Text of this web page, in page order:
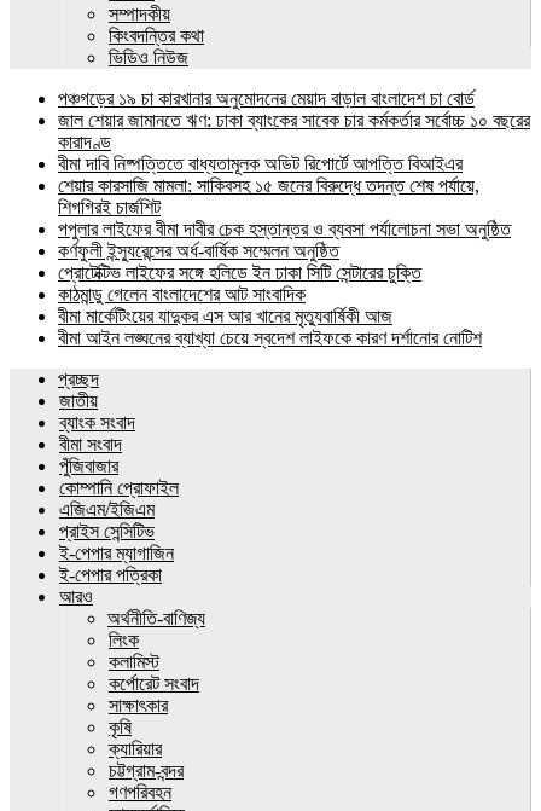
সম্পাদকীয়
কিংবদন্তির কথা
ভিডিও নিউজ
পঞ্চগড়ের ১৯ চা কারখানার অনুমোদনের মেয়াদ বাড়াল বাংলাদেশ চা বোর্ড
জাল শেয়ার জামানতে ঋণ: ঢাকা ব্যাংকের সাবেক চার কর্মকর্তার সর্বোচ্চ ১০ বছরের
কারাদণ্ড
বীমা দাবি নিষ্পত্তিতে বাধ্যতামূলক অডিট রিপোর্টে আপত্তি বিআইএর
শেয়ার কারসাজি মামলা: সাকিবসহ ১৫ জনের বিরুদ্ধে তদন্ত শেষ পর্যায়ে,
শিগগিরই চার্জশিট
পপুলার লাইফের বীমা দাবীর চেক হস্তান্তর ও ব্যবসা পর্যালোচনা সভা অনুষ্ঠিত
কর্ণফুলী ইন্স্যুরেন্সের অর্ধ-বার্ষিক সম্মেলন অনুষ্ঠিত
প্রোটেক্টিভ লাইফের সঙ্গে হলিডে ইন ঢাকা সিটি সেন্টারের চুক্তি
কাঠমান্ডু গেলেন বাংলাদেশের আট সাংবাদিক
বীমা মার্কেটিংয়ের যাদুকর এস আর খানের মৃত্যুবার্ষিকী আজ
বীমা আইন লঙ্ঘনের ব্যাখ্যা চেয়ে স্বদেশ লাইফকে কারণ দর্শানোর নোটিশ
প্রচ্ছদ
জাতীয়
ব্যাংক সংবাদ
বীমা সংবাদ
পুঁজিবাজার
কোম্পানি প্রোফাইল
এজিএম/ইজিএম
প্রাইস সেন্সিটিভ
ই-পেপার ম্যাগাজিন
ই-পেপার পত্রিকা
আরও
অর্থনীতি-বাণিজ্য
লিংক
কলামিস্ট
কর্পোরেট সংবাদ
সাক্ষাৎকার
কৃষি
ক্যারিয়ার
চট্টগ্রাম-বন্দর
গণপরিবহন